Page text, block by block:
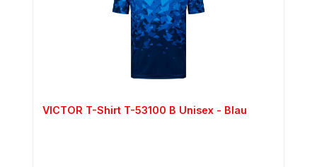
VICTOR T-Shirt T-53100 B Unisex - Blau